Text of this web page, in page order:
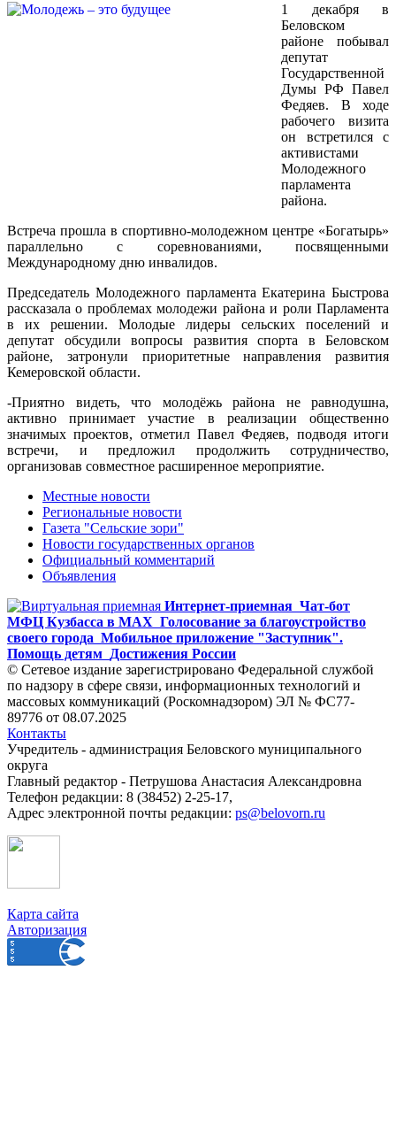
1 декабря в
Беловском
районе побывал
депутат
Государственной
Думы РФ Павел
Федяев. В ходе
рабочего визита
он встретился с
активистами
Молодежного
парламента
района.
Встреча прошла в спортивно-молодежном центре «Богатырь»
параллельно с соревнованиями, посвященными
Международному дню инвалидов.
Председатель Молодежного парламента Екатерина Быстрова
рассказала о проблемах молодежи района и роли Парламента
в их решении. Молодые лидеры сельских поселений и
депутат обсудили вопросы развития спорта в Беловском
районе, затронули приоритетные направления развития
Кемеровской области.
-Приятно видеть, что молодёжь района не равнодушна,
активно принимает участие в реализации общественно
значимых проектов, отметил Павел Федяев, подводя итоги
встречи, и предложил продолжить сотрудничество,
организовав совместное расширенное мероприятие.
Местные новости
Региональные новости
Газета "Сельские зори"
Новости государственных органов
Официальный комментарий
Объявления
Интернет-приемная Чат-бот
МФЦ Кузбасса в MAX Голосование за благоустройство
своего города Мобильное приложение "Заступник".
Помощь детям Достижения России
© Сетевое издание зарегистрировано Федеральной службой
по надзору в сфере связи, информационных технологий и
массовых коммуникаций (Роскомнадзором) ЭЛ № ФС77-
89776 от 08.07.2025
Контакты
Учредитель - администрация Беловского муниципального
округа
Главный редактор - Петрушова Анастасия Александровна
Телефон редакции: 8 (38452) 2-25-17,
Адрес электронной почты редакции: ps@belovorn.ru
Карта сайта
Авторизация